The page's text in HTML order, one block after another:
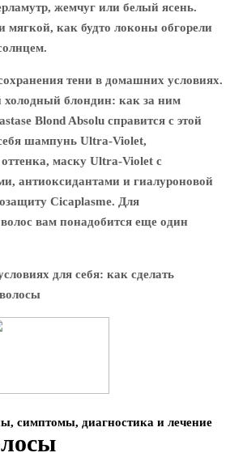
жемчуг или белый ясень.
мягкой, как будто локоны обгорели
тени в домашних условиях.
холодный блондин: как за ним
Blond Absolu справится с этой
шампунь Ultra-Violet,
маску Ultra-Violet с
антиоксидантами и гиалуроновой
Cicaplasme. Для
вам понадобится еще один
симптомы, диагностика и лечение